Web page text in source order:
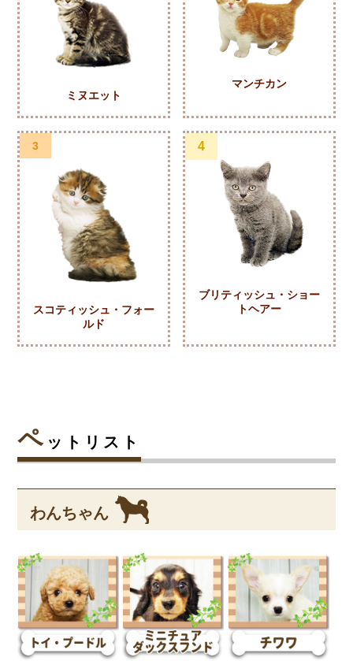
ミヌエット
マンチカン
3
スコティッシュ・フォー
ルド
4
ブリティッシュ・ショー
トヘアー
ペ ットリスト
わんちゃん